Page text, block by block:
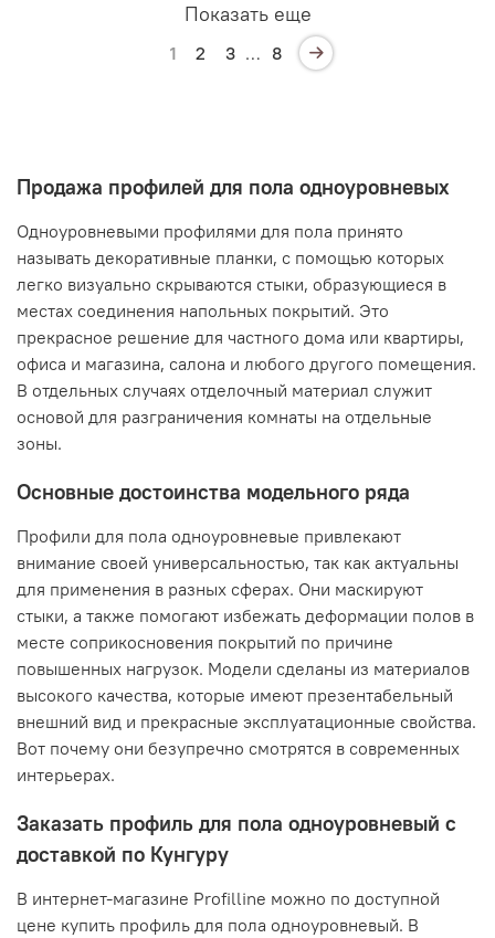
Показать еще
1 2 3 … 8
Продажа профилей для пола одноуровневых
Одноуровневыми профилями для пола принято
называть декоративные планки, с помощью которых
легко визуально скрываются стыки, образующиеся в
местах соединения напольных покрытий. Это
прекрасное решение для частного дома или квартиры,
офиса и магазина, салона и любого другого помещения.
В отдельных случаях отделочный материал служит
основой для разграничения комнаты на отдельные
зоны.
Основные достоинства модельного ряда
Профили для пола одноуровневые привлекают
внимание своей универсальностью, так как актуальны
для применения в разных сферах. Они маскируют
стыки, а также помогают избежать деформации полов в
месте соприкосновения покрытий по причине
повышенных нагрузок. Модели сделаны из материалов
высокого качества, которые имеют презентабельный
внешний вид и прекрасные эксплуатационные свойства.
Вот почему они безупречно смотрятся в современных
интерьерах.
Заказать профиль для пола одноуровневый с
доставкой по Кунгуру
В интернет-магазине Profilline можно по доступной
цене купить профиль для пола одноуровневый. В